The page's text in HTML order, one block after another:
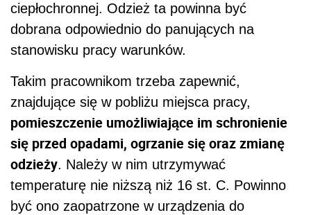
ciepłochronnej. Odzież ta powinna być
dobrana odpowiednio do panujących na
stanowisku pracy warunków.
Takim pracownikom trzeba zapewnić,
znajdujące się w pobliżu miejsca pracy,
pomieszczenie umożliwiające im schronienie
się przed opadami, ogrzanie się oraz zmianę
odzieży. Należy w nim utrzymywać
temperaturę nie niższą niż 16 st. C. Powinno
być ono zaopatrzone w urządzenia do